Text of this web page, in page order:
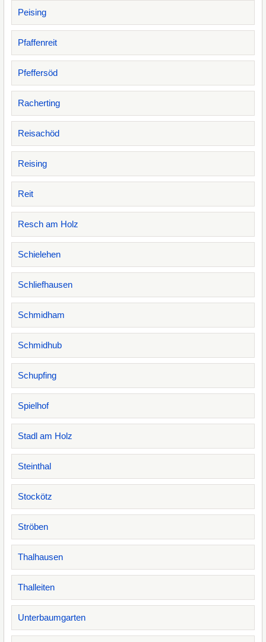
Peising
Pfaffenreit
Pfeffersöd
Racherting
Reisachöd
Reising
Reit
Resch am Holz
Schielehen
Schliefhausen
Schmidham
Schmidhub
Schupfing
Spielhof
Stadl am Holz
Steinthal
Stockötz
Ströben
Thalhausen
Thalleiten
Unterbaumgarten